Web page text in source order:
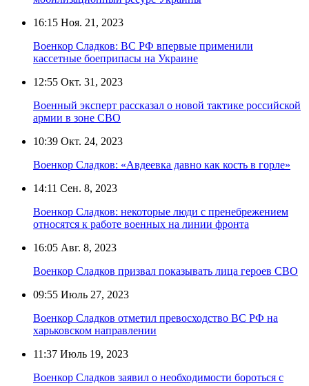
16:15 Ноя. 21, 2023
Военкор Сладков: ВС РФ впервые применили
кассетные боеприпасы на Украине
12:55 Окт. 31, 2023
Военный эксперт рассказал о новой тактике российской
армии в зоне СВО
10:39 Окт. 24, 2023
Военкор Сладков: «Авдеевка давно как кость в горле»
14:11 Сен. 8, 2023
Военкор Сладков: некоторые люди с пренебрежением
относятся к работе военных на линии фронта
16:05 Авг. 8, 2023
Военкор Сладков призвал показывать лица героев СВО
09:55 Июль 27, 2023
Военкор Сладков отметил превосходство ВС РФ на
харьковском направлении
11:37 Июль 19, 2023
Военкор Сладков заявил о необходимости бороться с